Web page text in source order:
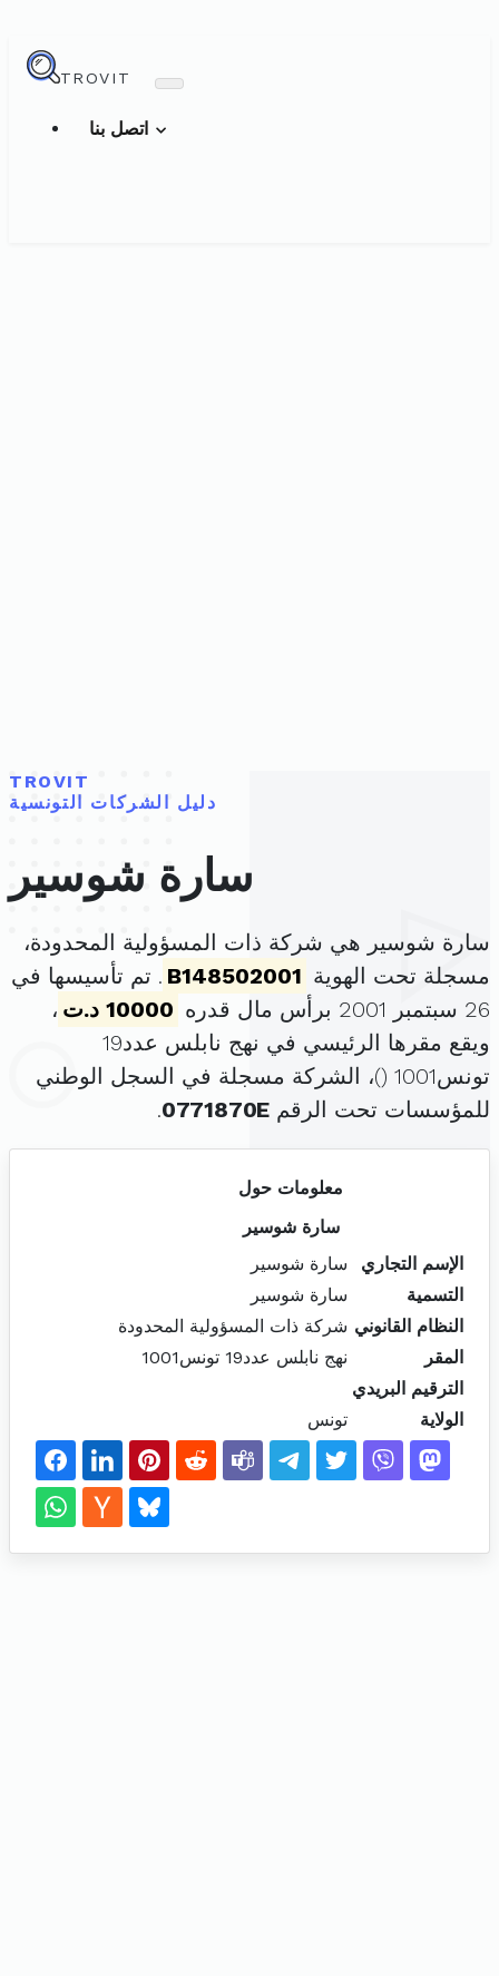
TROVIT
TROVIT
دليل الشركات التونسية
سارة شوسير
سارة شوسير هي شركة ذات المسؤولية المحدودة،
مسجلة تحت الهوية B148502001 . تم تأسيسها في
26 سبتمبر 2001 برأس مال قدره
10000 د.ت
،
ويقع مقرها الرئيسي في نهج نابلس عدد19
تونس1001 (
)، الشركة مسجلة في السجل الوطني
للمؤسسات تحت الرقم 0771870E
.
معلومات حول
سارة شوسير
الإسم التجاري
سارة شوسير
التسمية
سارة شوسير
النظام القانوني شركة ذات المسؤولية المحدودة
المقر
نهج نابلس عدد19 تونس1001
الترقيم البريدي
الولاية
تونس